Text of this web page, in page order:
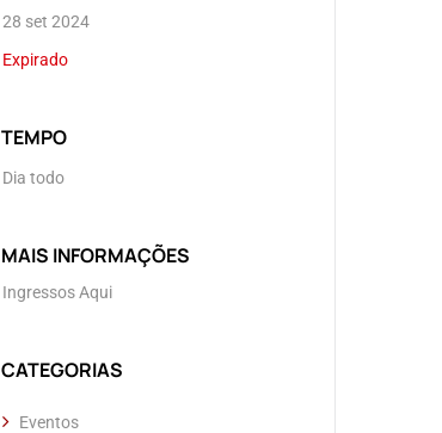
28 set 2024
Expirado
TEMPO
Dia todo
MAIS INFORMAÇÕES
Ingressos Aqui
CATEGORIAS
Eventos